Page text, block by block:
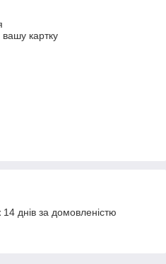
картку
днів за домовленістю